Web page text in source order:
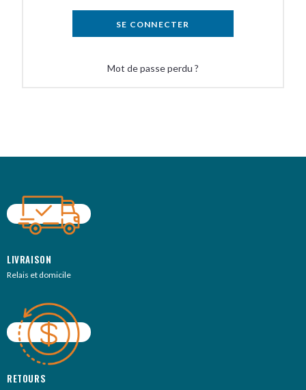
SE CONNECTER
Mot de passe perdu ?
LIVRAISON
Relais et domicile
RETOURS